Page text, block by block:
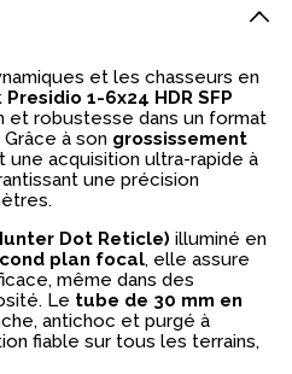
et les chasseurs en
1-6x24 HDR SFP
et robustesse dans un format
à son grossissement
une acquisition ultra-rapide à
une précision
Dot Reticle) illuminé en
plan focal, elle assure
même dans des
Le tube de 30 mm en
antichoc et purgé à
fiable sur tous les terrains,